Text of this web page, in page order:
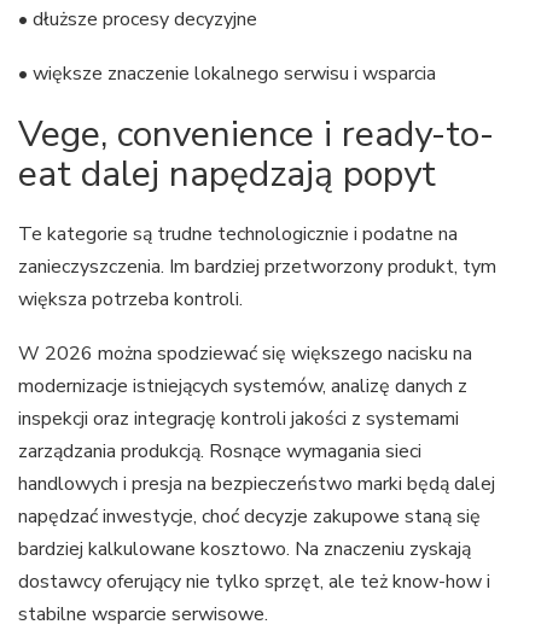
• dłuższe procesy decyzyjne
• większe znaczenie lokalnego serwisu i wsparcia
Vege, convenience i ready-to-
eat dalej napędzają popyt
Te kategorie są trudne technologicznie i podatne na
zanieczyszczenia. Im bardziej przetworzony produkt, tym
większa potrzeba kontroli.
W 2026 można spodziewać się większego nacisku na
modernizacje istniejących systemów, analizę danych z
inspekcji oraz integrację kontroli jakości z systemami
zarządzania produkcją. Rosnące wymagania sieci
handlowych i presja na bezpieczeństwo marki będą dalej
napędzać inwestycje, choć decyzje zakupowe staną się
bardziej kalkulowane kosztowo. Na znaczeniu zyskają
dostawcy oferujący nie tylko sprzęt, ale też know-how i
stabilne wsparcie serwisowe.